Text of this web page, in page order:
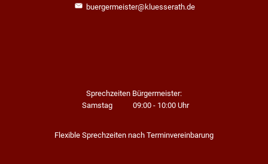
buergermeister@kluesserath.de
Sprechzeiten Bürgermeister:
Samstag
09:00 - 10:00 Uhr
Flexible Sprechzeiten nach Terminvereinbarung